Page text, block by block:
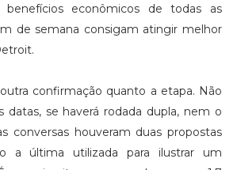
benefícios econômicos de todas as
de semana consigam atingir melhor
confirmação quanto a etapa. Não
datas, se haverá rodada dupla, nem o
conversas houveram duas propostas
a última utilizada para ilustrar um